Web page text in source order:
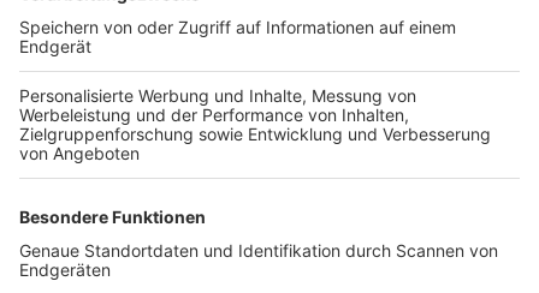
TOP-VEREINE
TOP-PARTNER